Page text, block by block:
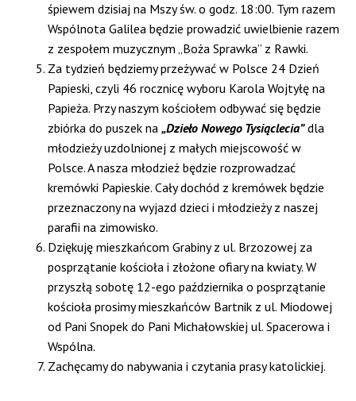
śpiewem dzisiaj na Mszy św. o godz. 18:00. Tym razem
Wspólnota Galilea będzie prowadzić uwielbienie razem
z zespołem muzycznym „Boża Sprawka” z Rawki.
Za tydzień będziemy przeżywać w Polsce 24 Dzień
Papieski, czyli 46 rocznicę wyboru Karola Wojtyłę na
Papieża. Przy naszym kościołem odbywać się będzie
zbiórka do puszek na „Dzieło Nowego Tysiąclecia”dla
młodzieży uzdolnionej z małych miejscowość w
Polsce. A nasza młodzież będzie rozprowadzać
kremówki Papieskie. Cały dochód z kremówek będzie
przeznaczony na wyjazd dzieci i młodzieży z naszej
parafii na zimowisko.
Dziękuję mieszkańcom Grabiny z ul. Brzozowej za
posprzątanie kościoła i złożone ofiary na kwiaty. W
przyszłą sobotę 12-ego października o posprzątanie
kościoła prosimy mieszkańców Bartnik z ul. Miodowej
od Pani Snopek do Pani Michałowskiej ul. Spacerowa i
Wspólna.
Zachęcamy do nabywania i czytania prasy katolickiej.